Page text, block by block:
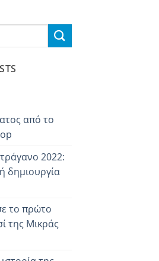
από το
2022:
δημιουργία
το πρώτο
της Μικράς